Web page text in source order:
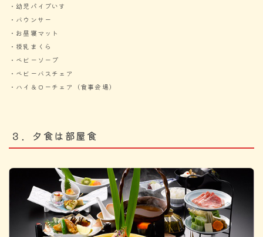
・幼児パイプいす
・バウンサー
・お昼寝マット
・授乳まくら
・ベビーソープ
・ベビーバスチェア
・ハイ＆ローチェア（食事会場）
３．夕食は部屋食